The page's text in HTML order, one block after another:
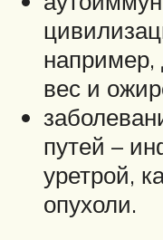
например,
вес и
путей –
уретрой,
опухоли.